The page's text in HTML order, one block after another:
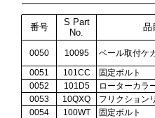
番号
S Part
No.
品
0050 10095 ベール取付ケ
0051
101CC 固定ボルト
0052
101D5 ローターカラ
0053
10QXQ フリクション
0054
100WT 固定ボルト